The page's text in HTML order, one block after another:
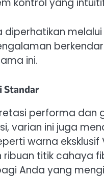
kontrol yang
ini.
Standar
performa dan
varian ini juga
warna
titik cahaya
Anda yang